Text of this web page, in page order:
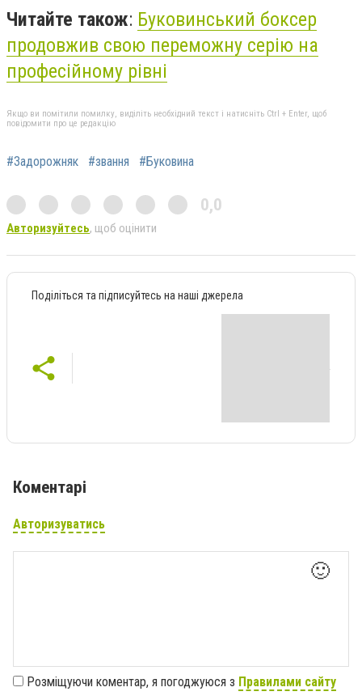
Читайте також: Буковинський боксер
продовжив свою переможну серію на
професійному рівні
Якщо ви помітили помилку, виділіть необхідний текст і натисніть Ctrl + Enter, щоб
повідомити про це редакцію
#Задорожняк #звання #Буковина
0,0
Авторизуйтесь, щоб оцінити
Поділіться та підписуйтесь на наші джерела
Коментарі
Авторизуватись
🙂
Розміщуючи коментар, я погоджуюся з Правилами сайту